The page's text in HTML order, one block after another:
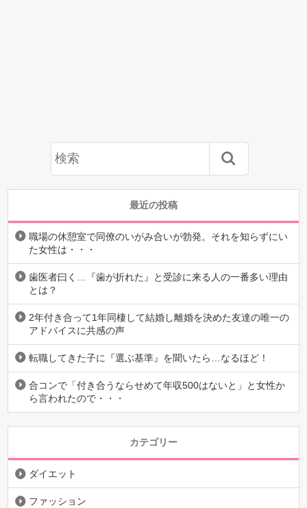
最近の投稿
職場の休憩室で同僚のいがみ合いが勃発。それを知らずにい
た女性は・・・
歯医者曰く…『歯が折れた』と受診に来る人の一番多い理由
とは？
2年付き合って1年同棲して結婚し離婚を決めた友達の唯一の
アドバイスに共感の声
転職してきた子に『選ぶ基準』を聞いたら…なるほど！
合コンで「付き合うならせめて年収500はないと」と女性か
ら言われたので・・・
カテゴリー
ダイエット
ファッション